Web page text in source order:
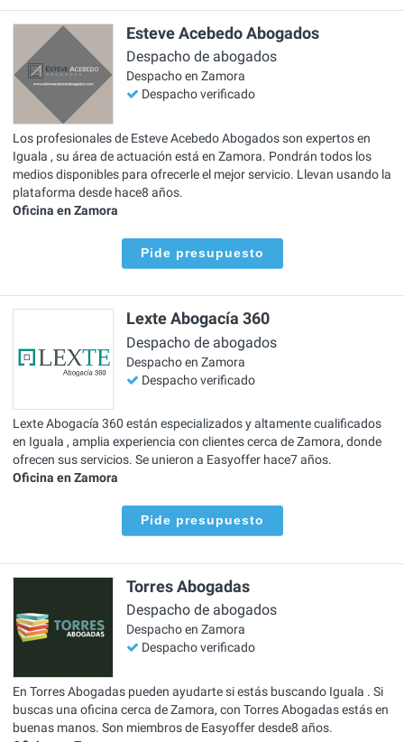
Esteve Acebedo Abogados
Despacho de abogados
Despacho en Zamora
Despacho verificado
Los profesionales de Esteve Acebedo Abogados son expertos en
Iguala , su área de actuación está en Zamora. Pondrán todos los
medios disponibles para ofrecerle el mejor servicio. Llevan usando la
plataforma desde hace8 años.
Oficina en Zamora
Pide presupuesto
Lexte Abogacía 360
Despacho de abogados
Despacho en Zamora
Despacho verificado
Lexte Abogacía 360 están especializados y altamente cualificados
en Iguala , amplia experiencia con clientes cerca de Zamora, donde
ofrecen sus servicios. Se unieron a Easyoffer hace7 años.
Oficina en Zamora
Pide presupuesto
Torres Abogadas
Despacho de abogados
Despacho en Zamora
Despacho verificado
En Torres Abogadas pueden ayudarte si estás buscando Iguala . Si
buscas una oficina cerca de Zamora, con Torres Abogadas estás en
buenas manos. Son miembros de Easyoffer desde8 años.